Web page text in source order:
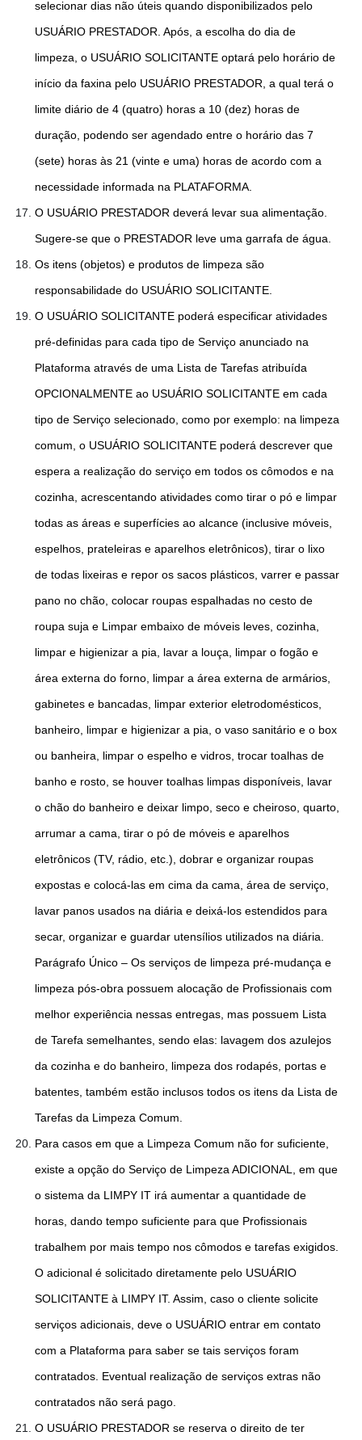
selecionar dias não úteis quando disponibilizados pelo
USUÁRIO PRESTADOR. Após, a escolha do dia de
limpeza, o USUÁRIO SOLICITANTE optará pelo horário de
início da faxina pelo USUÁRIO PRESTADOR, a qual terá o
limite diário de 4 (quatro) horas a 10 (dez) horas de
duração, podendo ser agendado entre o horário das 7
(sete) horas às 21 (vinte e uma) horas de acordo com a
necessidade informada na PLATAFORMA.
O USUÁRIO PRESTADOR deverá levar sua alimentação.
Sugere-se que o PRESTADOR leve uma garrafa de água.
Os itens (objetos) e produtos de limpeza são
responsabilidade do USUÁRIO SOLICITANTE.
O USUÁRIO SOLICITANTE poderá especificar atividades
pré-definidas para cada tipo de Serviço anunciado na
Plataforma através de uma Lista de Tarefas atribuída
OPCIONALMENTE ao USUÁRIO SOLICITANTE em cada
tipo de Serviço selecionado, como por exemplo: na limpeza
comum, o USUÁRIO SOLICITANTE poderá descrever que
espera a realização do serviço em todos os cômodos e na
cozinha, acrescentando atividades como tirar o pó e limpar
todas as áreas e superfícies ao alcance (inclusive móveis,
espelhos, prateleiras e aparelhos eletrônicos), tirar o lixo
de todas lixeiras e repor os sacos plásticos, varrer e passar
pano no chão, colocar roupas espalhadas no cesto de
roupa suja e Limpar embaixo de móveis leves, cozinha,
limpar e higienizar a pia, lavar a louça, limpar o fogão e
área externa do forno, limpar a área externa de armários,
gabinetes e bancadas, limpar exterior eletrodomésticos,
banheiro, limpar e higienizar a pia, o vaso sanitário e o box
ou banheira, limpar o espelho e vidros, trocar toalhas de
banho e rosto, se houver toalhas limpas disponíveis, lavar
o chão do banheiro e deixar limpo, seco e cheiroso, quarto,
arrumar a cama, tirar o pó de móveis e aparelhos
eletrônicos (TV, rádio, etc.), dobrar e organizar roupas
expostas e colocá-las em cima da cama, área de serviço,
lavar panos usados na diária e deixá-los estendidos para
secar, organizar e guardar utensílios utilizados na diária.
Parágrafo Único – Os serviços de limpeza pré-mudança e
limpeza pós-obra possuem alocação de Profissionais com
melhor experiência nessas entregas, mas possuem Lista
de Tarefa semelhantes, sendo elas: lavagem dos azulejos
da cozinha e do banheiro, limpeza dos rodapés, portas e
batentes, também estão inclusos todos os itens da Lista de
Tarefas da Limpeza Comum.
Para casos em que a Limpeza Comum não for suficiente,
existe a opção do Serviço de Limpeza ADICIONAL, em que
o sistema da LIMPY IT irá aumentar a quantidade de
horas, dando tempo suficiente para que Profissionais
trabalhem por mais tempo nos cômodos e tarefas exigidos.
O adicional é solicitado diretamente pelo USUÁRIO
SOLICITANTE à LIMPY IT. Assim, caso o cliente solicite
serviços adicionais, deve o USUÁRIO entrar em contato
com a Plataforma para saber se tais serviços foram
contratados. Eventual realização de serviços extras não
contratados não será pago.
O USUÁRIO PRESTADOR se reserva o direito de ter